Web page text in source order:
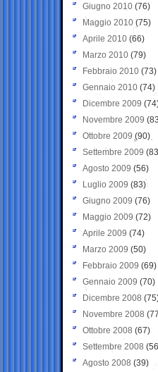
Giugno 2010 (76)
Maggio 2010 (75)
Aprile 2010 (66)
Marzo 2010 (79)
Febbraio 2010 (73)
Gennaio 2010 (74)
Dicembre 2009
Novembre 2009
Ottobre 2009 (90)
Settembre 2009
Agosto 2009 (56)
Luglio 2009 (83)
Giugno 2009 (76)
Maggio 2009 (72)
Aprile 2009 (74)
Marzo 2009 (50)
Febbraio 2009 (69)
Gennaio 2009 (70)
Dicembre 2008
Novembre 2008
Ottobre 2008 (67)
Settembre 2008
Agosto 2008 (39)